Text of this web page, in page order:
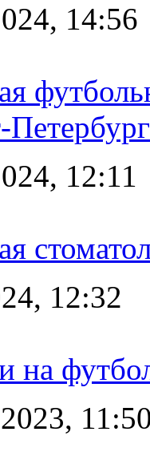
14:56
12:11
12:32
на
11:50